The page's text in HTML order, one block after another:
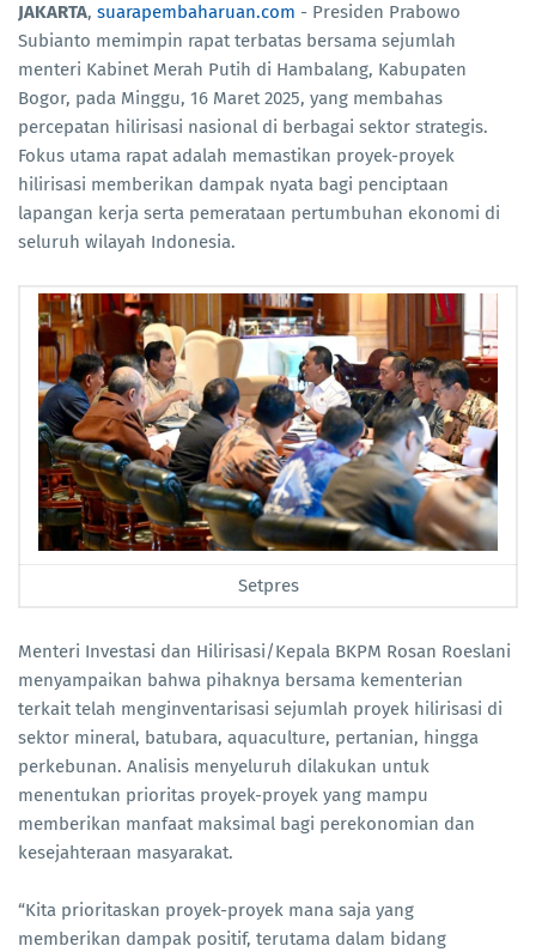
JAKARTA, suarapembaharuan.com - Presiden Prabowo
Subianto memimpin rapat terbatas bersama sejumlah
menteri Kabinet Merah Putih di Hambalang, Kabupaten
Bogor, pada Minggu, 16 Maret 2025, yang membahas
percepatan hilirisasi nasional di berbagai sektor strategis.
Fokus utama rapat adalah memastikan proyek-proyek
hilirisasi memberikan dampak nyata bagi penciptaan
lapangan kerja serta pemerataan pertumbuhan ekonomi di
seluruh wilayah Indonesia.
Setpres
Menteri Investasi dan Hilirisasi/Kepala BKPM Rosan Roeslani
menyampaikan bahwa pihaknya bersama kementerian
terkait telah menginventarisasi sejumlah proyek hilirisasi di
sektor mineral, batubara, aquaculture, pertanian, hingga
perkebunan. Analisis menyeluruh dilakukan untuk
menentukan prioritas proyek-proyek yang mampu
memberikan manfaat maksimal bagi perekonomian dan
kesejahteraan masyarakat.
“Kita prioritaskan proyek-proyek mana saja yang
memberikan dampak positif, terutama dalam bidang